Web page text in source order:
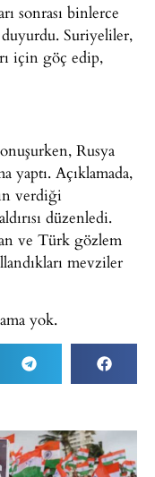
sonrası binlerce
duyurdu. Suriyeliler,
için göç edip,
Rusya
yaptı. Açıklamada,
verdiği
düzenledi.
ve Türk gözlem
mevziler
yok.